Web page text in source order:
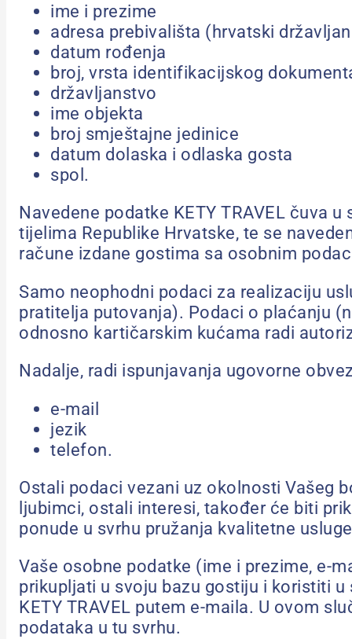
ime i prezime
adresa prebivališta (hrvatski
datum rođenja
broj, vrsta identifikacijskog
državljanstvo
ime objekta
broj smještajne jedinice
datum dolaska i odlaska gosta
spol.
Navedene podatke KETY TRAVEL čuva
tijelima Republike Hrvatske, te se
račune izdane gostima sa osobnim
Samo neophodni podaci za realizaciju
pratitelja putovanja). Podaci o plaćanju
odnosno kartičarskim kućama radi
Nadalje, radi ispunjavanja ugovorne
e-mail
jezik
telefon.
Ostali podaci vezani uz okolnosti Vašeg
ljubimci, ostali interesi, također će biti
ponude u svrhu pružanja kvalitetne
Vaše osobne podatke (ime i prezime, e-
prikupljati u svoju bazu gostiju i koristiti
KETY TRAVEL putem e-maila. U ovom
podataka u tu svrhu.